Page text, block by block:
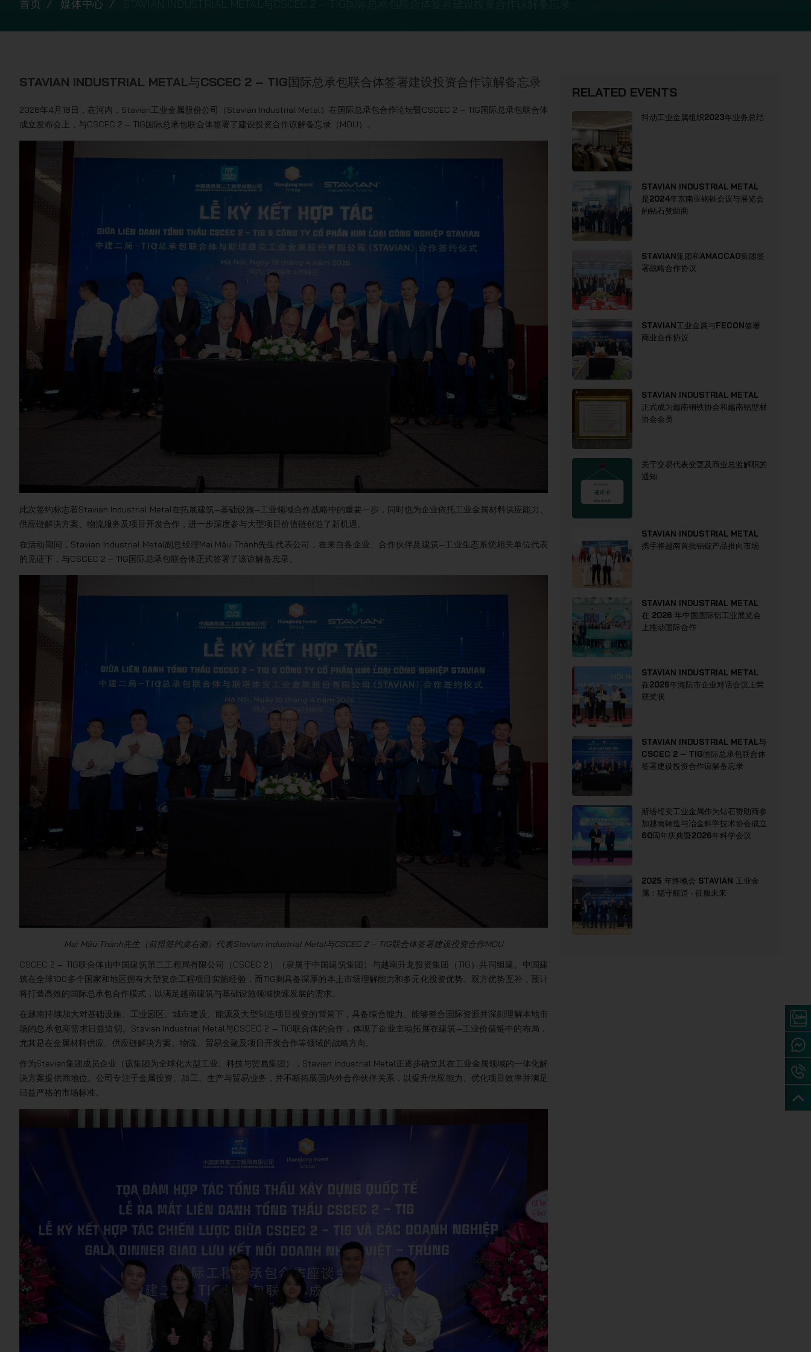
首页 媒体中心
STAVIAN INDUSTRIAL METAL与CSCEC 2 – TIG国际总承包联合体签署建设投资合作谅解备忘录
2026年4月18日，在河内，Stavian工业金属股份公司（Stavian Industrial Metal）在国际总承包合作论坛暨CSCEC 2 – TIG国际总承包联合体
成立发布会上，与CSCEC 2 – TIG国际总承包联合体签署了建设投资合作谅解备忘录（MOU）。
此次签约标志着Stavian Industrial Metal在拓展建筑—基础设施—工业领域合作战略中的重要一步，同时也为企业依托工业金属材料供应能力、
供应链解决方案、物流服务及项目开发合作，进一步深度参与大型项目价值链创造了新机遇。
在活动期间，Stavian Industrial Metal副总经理Mai Mậu Thành先生代表公司，在来自各企业、合作伙伴及建筑—工业生态系统相关单位代表
的见证下，与CSCEC 2 – TIG国际总承包联合体正式签署了该谅解备忘录。
Mai Mậu Thành先生（前排签约桌右侧）代表Stavian Industrial Metal与CSCEC 2 – TIG联合体签署建设投资合作MOU
CSCEC 2 – TIG联合体由中国建筑第二工程局有限公司（CSCEC 2）（隶属于中国建筑集团）与越南升龙投资集团（TIG）共同组建。中国建
筑在全球100多个国家和地区拥有大型复杂工程项目实施经验，而TIG则具备深厚的本土市场理解能力和多元化投资优势。双方优势互补，预计
将打造高效的国际总承包合作模式，以满足越南建筑与基础设施领域快速发展的需求。
在越南持续加大对基础设施、工业园区、城市建设、能源及大型制造项目投资的背景下，具备综合能力、能够整合国际资源并深刻理解本地市
场的总承包商需求日益迫切。Stavian Industrial Metal与CSCEC 2 – TIG联合体的合作，体现了企业主动拓展在建筑—工业价值链中的布局，
尤其是在金属材料供应、供应链解决方案、物流、贸易金融及项目开发合作等领域的战略方向。
作为Stavian集团成员企业（该集团为全球化大型工业、科技与贸易集团），Stavian Industrial Metal正逐步确立其在工业金属领域的一体化解
决方案提供商地位。公司专注于金属投资、加工、生产与贸易业务，并不断拓展国内外合作伙伴关系，以提升供应能力、优化项目效率并满足
日益严格的市场标准。
RELATED EVENTS
抖动工业金属组织2023年业务总结
STAVIAN INDUSTRIAL METAL
是2024年东南亚钢铁会议与展览会
的钻石赞助商
STAVIAN集团和AMACCAO集团签
署战略合作协议
STAVIAN工业金属与FECON签署
商业合作协议
STAVIAN INDUSTRIAL METAL
正式成为越南钢铁协会和越南铝型材
协会会员
关于交易代表变更及商业总监解职的
通知
STAVIAN INDUSTRIAL METAL
携手将越南首批铝锭产品推向市场
STAVIAN INDUSTRIAL METAL
在 2026 年中国国际铝工业展览会
上推动国际合作
STAVIAN INDUSTRIAL METAL
在2026年海防市企业对话会议上荣
获奖状
STAVIAN INDUSTRIAL METAL与
CSCEC 2 – TIG国际总承包联合体
签署建设投资合作谅解备忘录
斯塔维安工业金属作为钻石赞助商参
加越南铸造与冶金科学技术协会成立
60周年庆典暨2026年科学会议
2025 年终晚会 STAVIAN 工业金
属：稳守航道 · 征服未来